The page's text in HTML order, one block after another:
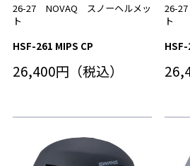
26-27 NOVAQ スノーヘルメッ
ト
HSF-261 MIPS CP
26,400円（税込）
26-
ト